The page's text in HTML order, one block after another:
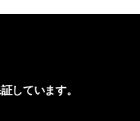
しています。